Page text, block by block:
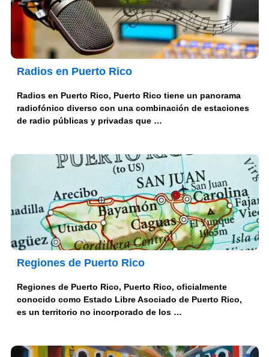
Radios en Puerto Rico
Radios en Puerto Rico, Puerto Rico tiene un panorama
radiofónico diverso con una combinación de estaciones
de radio públicas y privadas que …
Regiones de Puerto Rico
Regiones de Puerto Rico, Puerto Rico, oficialmente
conocido como Estado Libre Asociado de Puerto Rico,
es un territorio no incorporado de los …